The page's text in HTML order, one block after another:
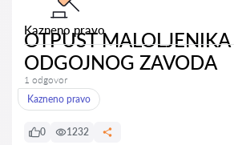
Kazneno pravo
OTPUST
ODGOJNOG ZAVODA
1 odgovor
Kazneno pravo
0 1232